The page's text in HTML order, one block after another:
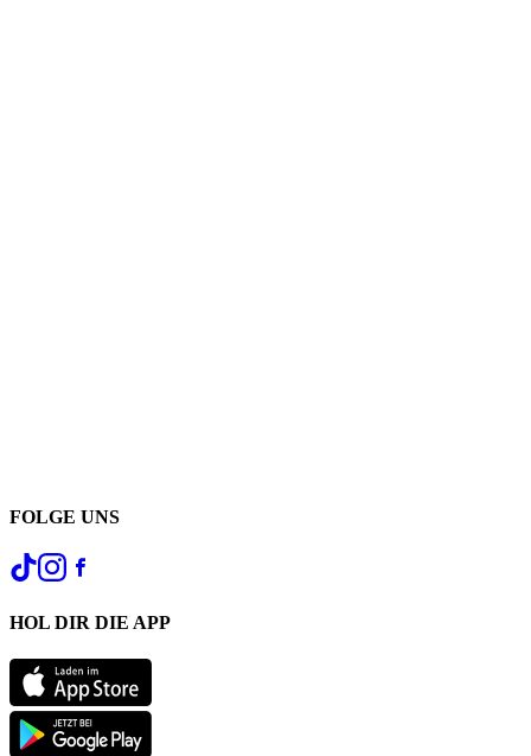
FOLGE UNS
HOL DIR DIE APP